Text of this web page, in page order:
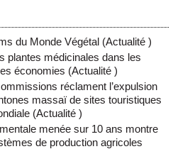
du Monde Végétal (Actualité)
plantes médicinales dans les
économies (Actualité)
réclament l’expulsion
massaï de sites touristiques
(Actualité)
menée sur 10 ans montre
de production agricoles